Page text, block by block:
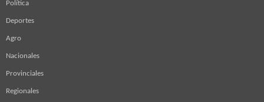
Política
Deportes
Agro
Nacionales
Provinciales
Regionales